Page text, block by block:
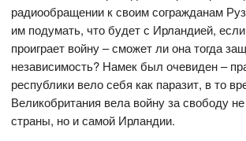
радиообращении к своим согражданам
им подумать, что будет с Ирландией,
проиграет войну – сможет ли она тогда
независимость? Намек был очевиден –
республики вело себя как паразит, в то
Великобритания вела войну за свободу
страны, но и самой Ирландии.